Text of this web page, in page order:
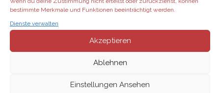
bestimmte Merkmale und Funktionen beeinträchtigt werden.
Dienste verwalten
Akzeptieren
Ablehnen
Einstellungen Ansehen
erweitert:
dōTERRA hat für Dich und Deine Lieben die Vielzahl
besonderer und zeitlich limitierter Geschenkideen und